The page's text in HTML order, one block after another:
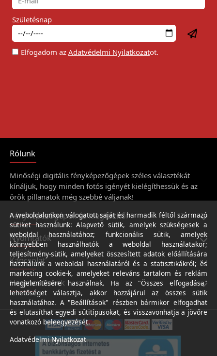
Születésnap
Elfogadom az Adatvédelmi Nyilatkozatot.
Rólunk
Minőségi digitális fényképezőgépek széles választékát
kínáljuk, hogy minden fotós igényét kielégíthessük és az
örök pillanatok még szebbé váljanak!
Fényképezőgépek és kiegészítői
Nyomtatók
Kapcsolat
Hasznos linkek
A weboldalunkon válogatott saját és harmadik féltől származó
sütiket használunk: Alapvető sütik, amelyek szükségesek a
weboldal használatához; funkcionális sütik, amelyek
könnyebben használhatók a weboldal használatakor;
teljesítmény-sütik, amelyeket összesített adatok előállítására
használunk a weboldal használatáról és a statisztikákról; és
marketing cookie-k, amelyeket releváns tartalom és reklám
megjelenítésére használnak. Ha az "Összes elfogadása"
lehetőséget választja, akkor hozzájárul az összes sütik
használatához. A "Beállítások" részben bármikor elfogadhat
és elutasíthat egyedi sütitípusokat, és visszavonhatja a jövőre
vonatkozó beleegyezését.
Adatvédelmi Nyilatkozat